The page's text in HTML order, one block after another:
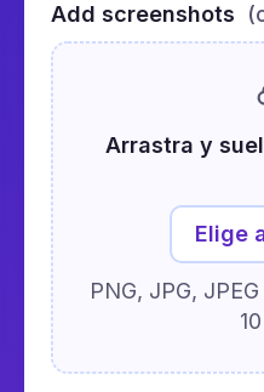
Add screenshots
Arrastra y
Elige
PNG, JPG,